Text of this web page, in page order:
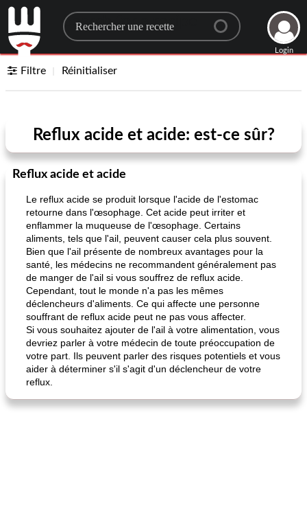
Search for a recipe
Login
Filtre Réinitialiser
Reflux acide et acide: est-ce sûr?
Reflux acide et acide
Le reflux acide se produit lorsque l'acide de l'estomac
retourne dans l'œsophage. Cet acide peut irriter et
enflammer la muqueuse de l'œsophage. Certains
aliments, tels que l'ail, peuvent causer cela plus souvent.
Bien que l'ail présente de nombreux avantages pour la
santé, les médecins ne recommandent généralement pas
de manger de l'ail si vous souffrez de reflux acide.
Cependant, tout le monde n'a pas les mêmes
déclencheurs d'aliments. Ce qui affecte une personne
souffrant de reflux acide peut ne pas vous affecter.
Si vous souhaitez ajouter de l'ail à votre alimentation, vous
devriez parler à votre médecin de toute préoccupation de
votre part. Ils peuvent parler des risques potentiels et vous
aider à déterminer s'il s'agit d'un déclencheur de votre
reflux.